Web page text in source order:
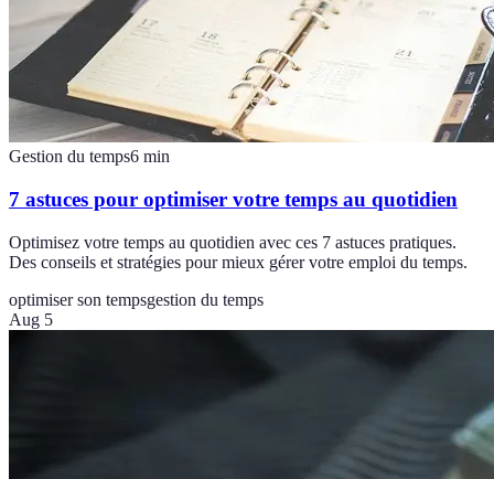
Gestion du temps6 min
7 astuces pour optimiser votre temps au quotidien
Optimisez votre temps au quotidien avec ces 7 astuces pratiques.
Des conseils et stratégies pour mieux gérer votre emploi du temps.
optimiser son tempsgestion du temps
Aug 5